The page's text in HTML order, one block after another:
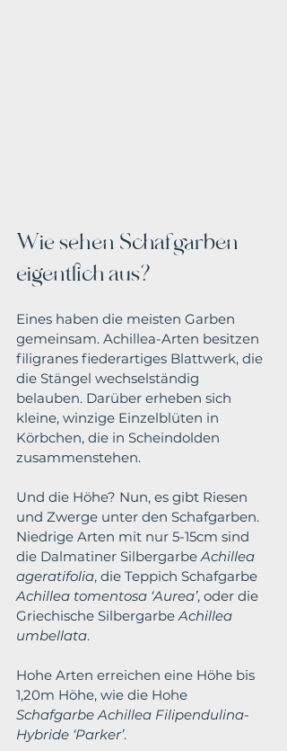
Wie sehen Schafgarben
eigentlich aus?
Eines haben die meisten Garben
gemeinsam. Achillea-Arten besitzen
filigranes fiederartiges Blattwerk, die
die Stängel wechselständig
belauben. Darüber erheben sich
kleine, winzige Einzelblüten in
Körbchen, die in Scheindolden
zusammenstehen.
Und die Höhe? Nun, es gibt Riesen
und Zwerge unter den Schafgarben.
Niedrige Arten mit nur 5-15cm sind
die Dalmatiner Silbergarbe Achillea
ageratifolia, die Teppich Schafgarbe
Achillea tomentosa ‘Aurea’, oder die
Griechische Silbergarbe Achillea
umbellata.
Hohe Arten erreichen eine Höhe bis
1,20m Höhe, wie die Hohe
Schafgarbe Achillea Filipendulina-
Hybride ‘Parker’.